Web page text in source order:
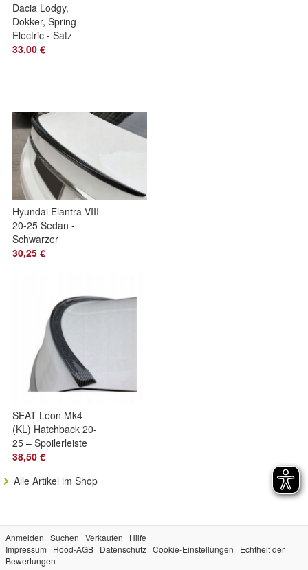
Dacia Lodgy,
Dokker, Spring
Electric - Satz
Dachchromleisten
33,00 €
Hyundai Elantra VIII
20-25 Sedan -
Schwarzer
Heckspoiler Sport
30,25 €
SEAT Leon Mk4
(KL) Hatchback 20-
25 – Spoilerleiste
Carbon Heckklappe
38,50 €
Alle Artikel im Shop
Anmelden Suchen Verkaufen
Hilfe
Impressum
Hood-AGB Datenschutz Cookie-Einstellungen
Echtheit der
Bewertungen